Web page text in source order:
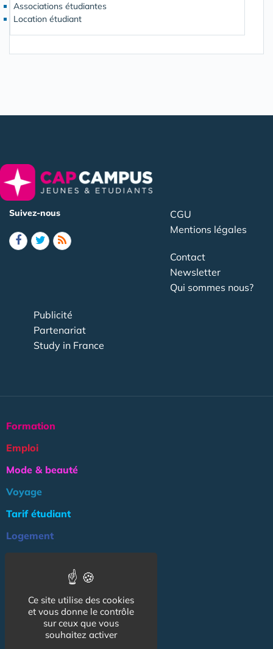
Associations étudiantes
Location étudiant
Suivez-nous
CGU
Mentions légales
Contact
Newsletter
Qui sommes nous?
Publicité
Partenariat
Study in France
Formation
Emploi
Mode & beauté
Voyage
Tarif étudiant
Logement
Association
NOS AUTRES SITES :
Ce site utilise des cookies
et vous donne le contrôle
sur ceux que vous
souhaitez activer